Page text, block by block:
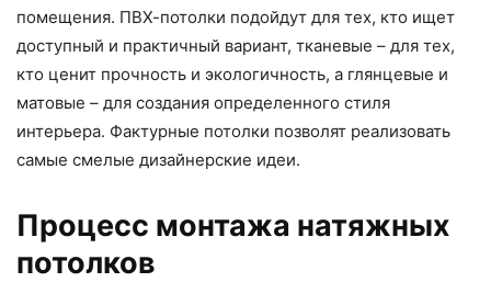
помещения. ПВХ-потолки подойдут для тех, кто ищет
доступный и практичный вариант, тканевые – для тех,
кто ценит прочность и экологичность, а глянцевые и
матовые – для создания определенного стиля
интерьера. Фактурные потолки позволят реализовать
самые смелые дизайнерские идеи.
Процесс монтажа натяжных
потолков